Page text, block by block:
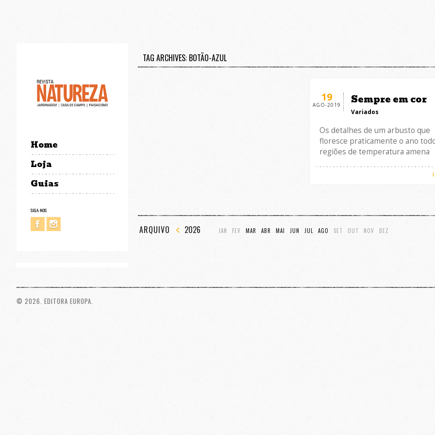
Home
Loja
Guias
SIGA-NOS
TAG ARCHIVES: BOTÃO-AZUL
19
AGO-2019 Sempre em cor
Variados
Os detalhes de um arbusto que
floresce praticamente o ano
regiões de temperatura amena
ARQUIVO 2026 JAN FEV MAR ABR MAI JUN JUL AGO SET OUT NOV DEZ
© 2026. EDITORA EUROPA.